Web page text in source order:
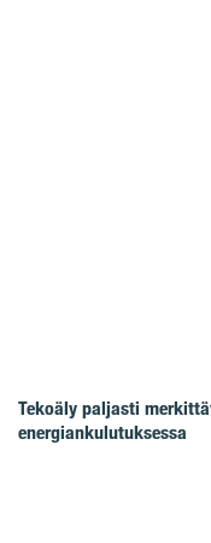
Tekoäly paljasti
energiankulutuksessa